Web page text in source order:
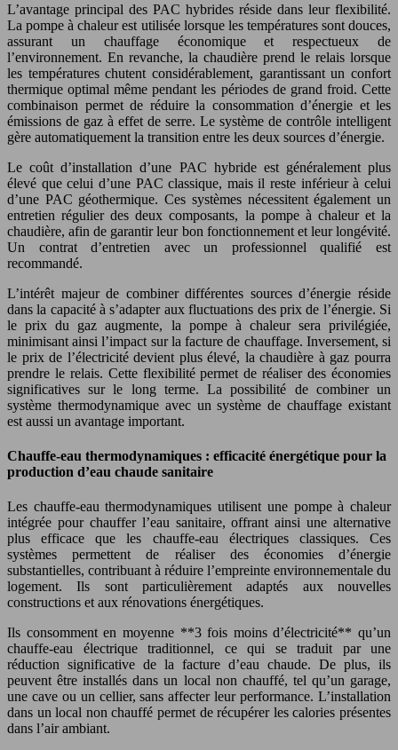
L’avantage principal des PAC hybrides réside dans leur flexibilité.
La pompe à chaleur est utilisée lorsque les températures sont douces,
assurant un chauffage économique et respectueux de
l’environnement. En revanche, la chaudière prend le relais lorsque
les températures chutent considérablement, garantissant un confort
thermique optimal même pendant les périodes de grand froid. Cette
combinaison permet de réduire la consommation d’énergie et les
émissions de gaz à effet de serre. Le système de contrôle intelligent
gère automatiquement la transition entre les deux sources d’énergie.
Le coût d’installation d’une PAC hybride est généralement plus
élevé que celui d’une PAC classique, mais il reste inférieur à celui
d’une PAC géothermique. Ces systèmes nécessitent également un
entretien régulier des deux composants, la pompe à chaleur et la
chaudière, afin de garantir leur bon fonctionnement et leur longévité.
Un contrat d’entretien avec un professionnel qualifié est
recommandé.
L’intérêt majeur de combiner différentes sources d’énergie réside
dans la capacité à s’adapter aux fluctuations des prix de l’énergie. Si
le prix du gaz augmente, la pompe à chaleur sera privilégiée,
minimisant ainsi l’impact sur la facture de chauffage. Inversement, si
le prix de l’électricité devient plus élevé, la chaudière à gaz pourra
prendre le relais. Cette flexibilité permet de réaliser des économies
significatives sur le long terme. La possibilité de combiner un
système thermodynamique avec un système de chauffage existant
est aussi un avantage important.
Chauffe-eau thermodynamiques : efficacité énergétique pour la
production d’eau chaude sanitaire
Les chauffe-eau thermodynamiques utilisent une pompe à chaleur
intégrée pour chauffer l’eau sanitaire, offrant ainsi une alternative
plus efficace que les chauffe-eau électriques classiques. Ces
systèmes permettent de réaliser des économies d’énergie
substantielles, contribuant à réduire l’empreinte environnementale du
logement. Ils sont particulièrement adaptés aux nouvelles
constructions et aux rénovations énergétiques.
Ils consomment en moyenne **3 fois moins d’électricité** qu’un
chauffe-eau électrique traditionnel, ce qui se traduit par une
réduction significative de la facture d’eau chaude. De plus, ils
peuvent être installés dans un local non chauffé, tel qu’un garage,
une cave ou un cellier, sans affecter leur performance. L’installation
dans un local non chauffé permet de récupérer les calories présentes
dans l’air ambiant.